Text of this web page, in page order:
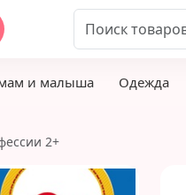
и малыша Одежда
2+